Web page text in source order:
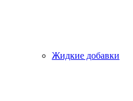
Жидкие добавки